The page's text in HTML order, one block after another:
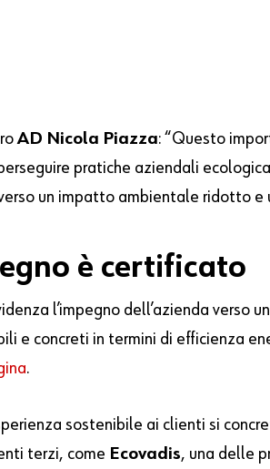
AD Nicola Piazza: “Questo
pratiche aziendali
un impatto ambientale ridotto e
è certificato
l’impegno dell’azienda
e concreti in termini di efficienza
.
sostenibile ai clienti si
terzi, come Ecovadis, una delle